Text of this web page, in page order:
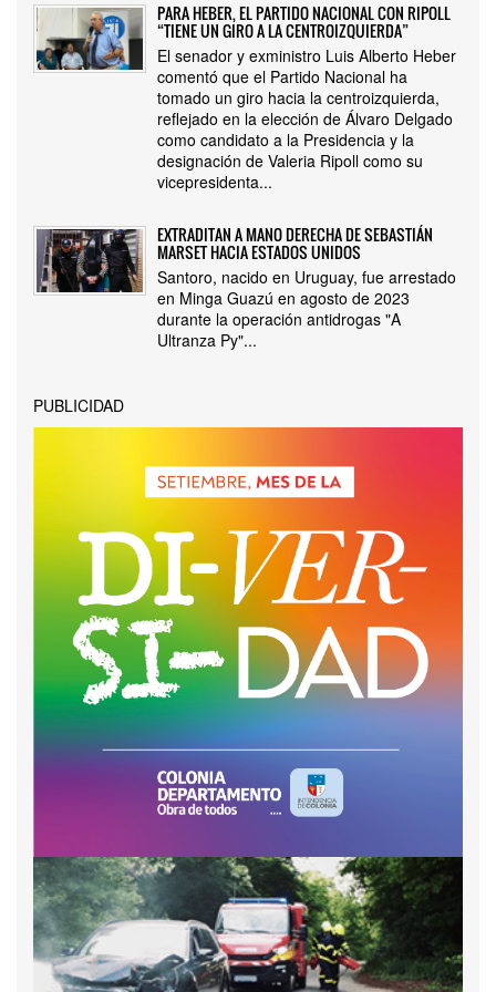
PARA HEBER, EL PARTIDO NACIONAL CON RIPOLL
“TIENE UN GIRO A LA CENTROIZQUIERDA”
El senador y exministro Luis Alberto Heber
comentó que el Partido Nacional ha
tomado un giro hacia la centroizquierda,
reflejado en la elección de Álvaro Delgado
como candidato a la Presidencia y la
designación de Valeria Ripoll como su
vicepresidenta...
EXTRADITAN A MANO DERECHA DE SEBASTIÁN
MARSET HACIA ESTADOS UNIDOS
Santoro, nacido en Uruguay, fue arrestado
en Minga Guazú en agosto de 2023
durante la operación antidrogas "A
Ultranza Py"...
PUBLICIDAD